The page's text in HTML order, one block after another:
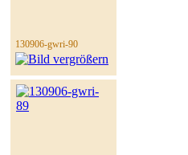
130906-gwri-90